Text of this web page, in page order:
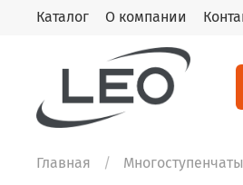
Каталог О компании
Главная